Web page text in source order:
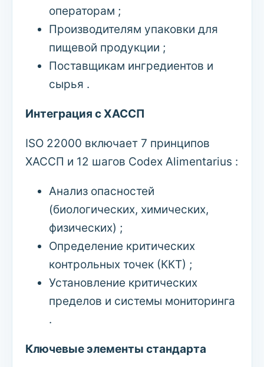
операторам ;
Производителям упаковки для
пищевой продукции ;
Поставщикам ингредиентов и
сырья .
Интеграция с ХАССП
ISO 22000 включает 7 принципов
ХАССП и 12 шагов Codex Alimentarius :
Анализ опасностей
(биологических, химических,
физических) ;
Определение критических
контрольных точек (ККТ) ;
Установление критических
пределов и системы мониторинга
.
Ключевые элементы стандарта